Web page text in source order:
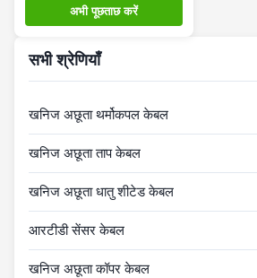
अभी पूछताछ करें
सभी श्रेणियाँ
खनिज अछूता थर्मोकपल केबल
खनिज अछूता ताप केबल
खनिज अछूता धातु शीटेड केबल
आरटीडी सेंसर केबल
खनिज अछूता कॉपर केबल